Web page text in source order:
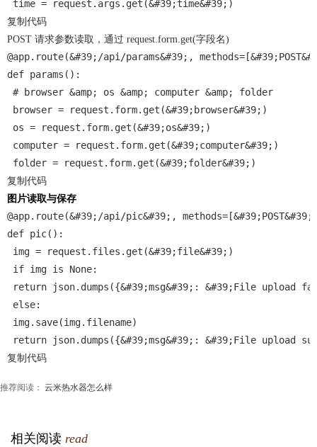
time = request.args.get(&#39;time&#39;)
复制代码
POST 请求参数读取，通过 request.form.get(字段名)
@app.route(&#39;/api/params&#39;,
def params():
# browser &amp; os &amp; computer &amp; folder
browser = request.form.get(&#39;browser&#39;)
os = request.form.get(&#39;os&#39;)
computer = request.form.get(&#39;computer&#39;)
folder = request.form.get(&#39;folder&#39;)
复制代码
图片读取与保存
@app.route(&#39;/api/pic&#39;,
def pic():
img = request.files.get(&#39;file&#39;)
if img is None:
return json.dumps({&#39;msg&#39;: &#39;File upload
else:
img.save(img.filename)
return json.dumps({&#39;msg&#39;: &#39;File upload
复制代码
推荐阅读： 云米热水器怎么样
相关阅读 read